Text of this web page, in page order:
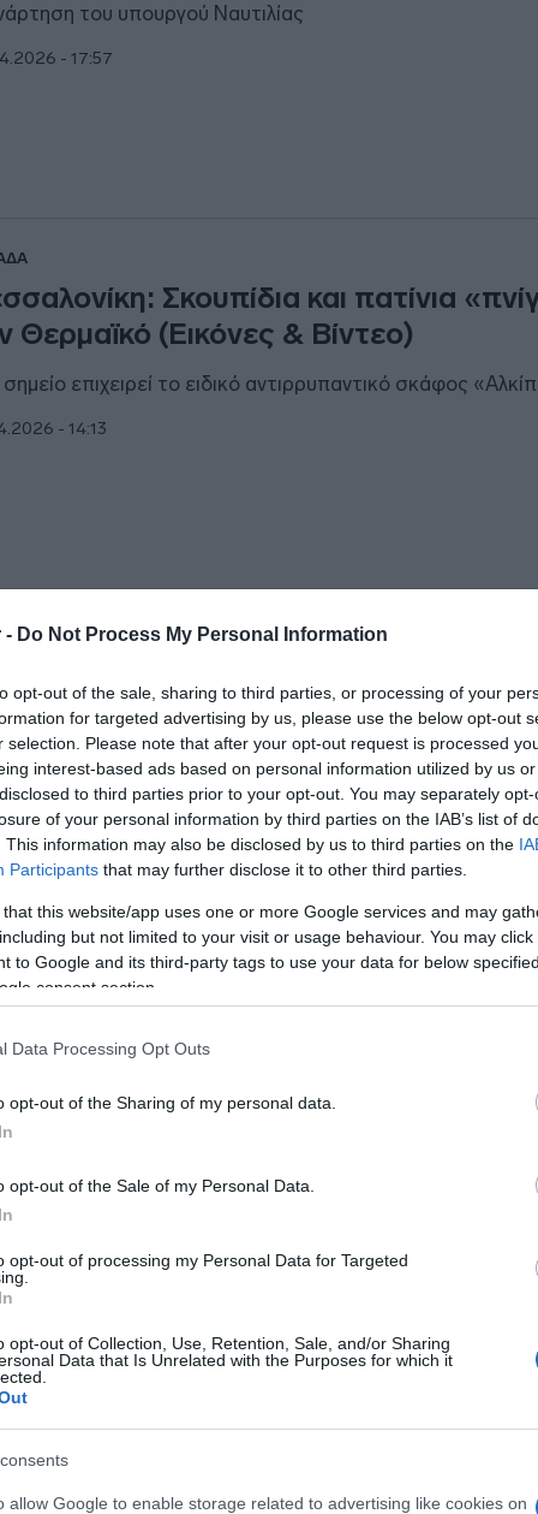
- Do Not Process My Personal Information
opt-out of the sale, sharing to third parties, or processing of your
for targeted advertising by us, please use the below opt-out
selection. Please note that after your opt-out request is processed
interest-based ads based on personal information utilized by us
to third parties prior to your opt-out. You may separately
of your personal information by third parties on the IAB’s list of
This information may also be disclosed by us to third parties on the
Participants that may further disclose it to other third parties.
that this website/app uses one or more Google services and may
but not limited to your visit or usage behaviour. You may
to Google and its third-party tags to use your data for below
consent section.
Data Processing Opt Outs
opt-out of the Sharing of my personal data.
opt-out of the Sale of my Personal Data.
opt-out of processing my Personal Data for Targeted
opt-out of Collection, Use, Retention, Sale, and/or Sharing
Data that Is Unrelated with the Purposes for which it
allow Google to enable storage related to advertising like cookies on
του υπουργού Ναυτιλίας
- 17:57
Σκουπίδια και πατίνια
Θερμαϊκό (Εικόνες & Βίντεο)
επιχειρεί το ειδικό αντιρρυπαντικό σκάφος
- 14:13
επειδή στάθμευσε μπροστά
τον "τιμώρησαν" πετώντας την σακούλα πάνω στο
- 20:47
Οι δρόμοι γέμισαν
(Εικόνες)
- 11:37
Βουνό τα σκουπίδια στους
λόγω απεργίας συνεργείων
(βίντεο)